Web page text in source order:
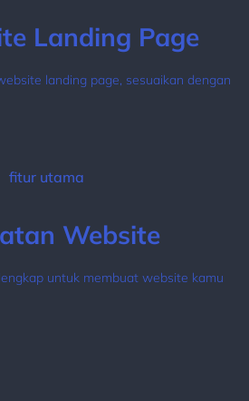
Landing Page
landing page, sesuaikan dengan
fitur utama
Website
untuk membuat website kamu